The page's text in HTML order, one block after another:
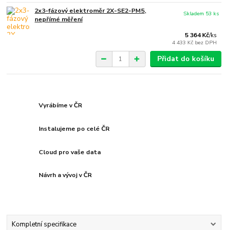
2x3-fázový elektroměr 2X-SE2-PM5,
nepřímé měření
5 364 Kč/ks
4 433 Kč bez DPH
Skladem 53 ks
Přidat do košíku
Vyrábíme v ČR
Instalujeme po celé ČR
Cloud pro vaše data
Návrh a vývoj v ČR
Kompletní specifikace